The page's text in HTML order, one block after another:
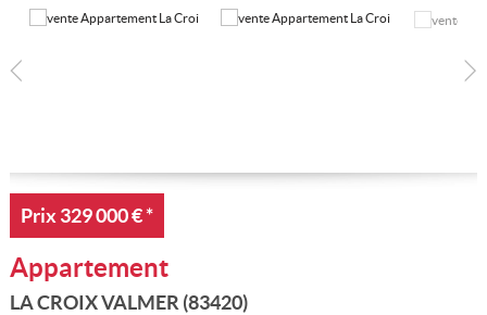
Mon compte
Prix 329 000 €*
Appartement
LA CROIX VALMER (83420)